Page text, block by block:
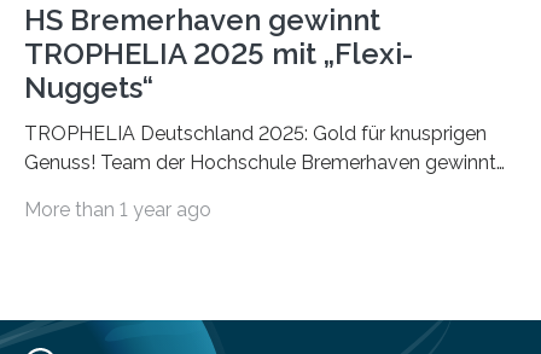
HS Bremerhaven gewinnt
TROPHELIA 2025 mit „Flexi-
Nuggets“
TROPHELIA Deutschland 2025: Gold für knusprigen
Genuss! Team der Hochschule Bremerhaven gewinnt
ECOTROPHELIAMit der Produktidee “Flexi-Nuggets”
Studierende der Lebensmittelwissenschaften und
More than 1 year ago